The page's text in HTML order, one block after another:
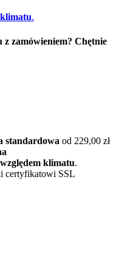
.
zamówieniem? Chętnie
standardowa od 229,00 zł
klimatu.
certyfikatowi SSL